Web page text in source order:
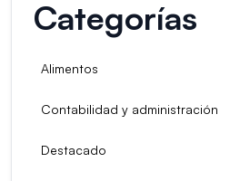
Categorías
Alimentos
Contabilidad y administración
Destacado